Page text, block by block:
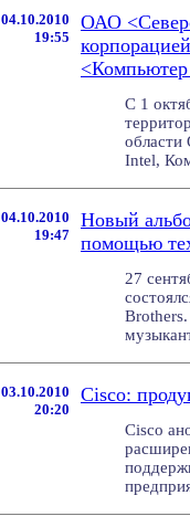
04.10.2010
19:55
ОАО
<Компьютер
С 1
Intel,
04.10.2010
19:47
Новый
помощью
27
03.10.2010
20:20
Cisco:
Cisco